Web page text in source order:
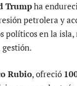
Trumpha
petrolera y
políticos en la
Rubio, ofreció